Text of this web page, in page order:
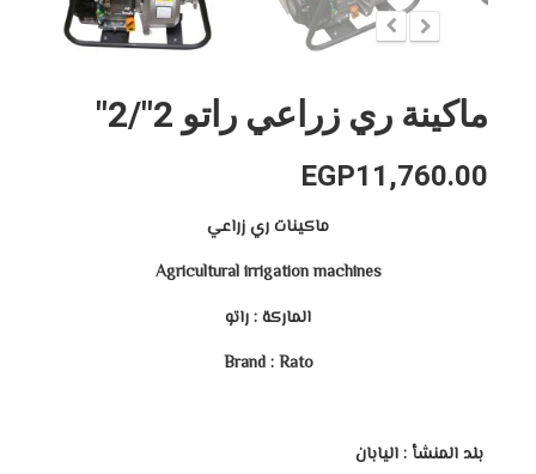
ماكينة ري زراعي راتو 2″/2″
EGP11,760.00
ماكينات ري زراعي
Agricultural irrigation machines
الماركة : راتو
Brand : Rato
بلد المنشأ : اليابان